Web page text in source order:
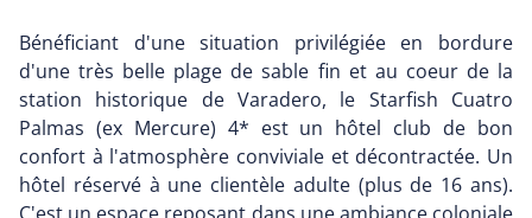
Bénéficiant d'une situation privilégiée en bordure
d'une très belle plage de sable fin et au coeur de la
station historique de Varadero, le Starfish Cuatro
Palmas (ex Mercure) 4* est un hôtel club de bon
confort à l'atmosphère conviviale et décontractée. Un
hôtel réservé à une clientèle adulte (plus de 16 ans).